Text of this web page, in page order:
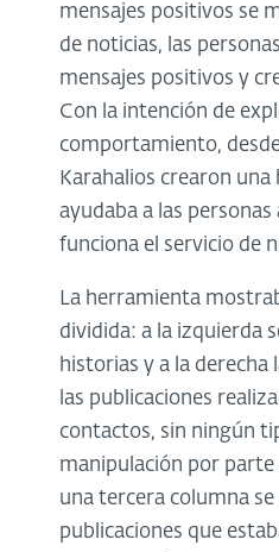
mensajes positivos se
de noticias, las
mensajes positivos y
Con la intención de
comportamiento,
Karahalios crearon
ayudaba a las
funciona el servicio de
La herramienta
dividida: a la izquierda
historias y a la derecha
las publicaciones
contactos, sin ningún
manipulación por
una tercera columna
publicaciones que